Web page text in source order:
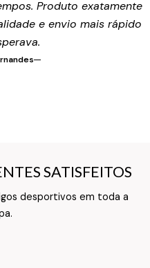
Produto exatamente
e envio mais rápido
SATISFEITOS
desportivos em toda a
SATISFEITOS
de Informação